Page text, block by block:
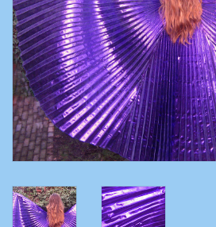
Schleier
Bauchtanzkostüme
Zubehör
Catsuits / Saidi & Hagalla